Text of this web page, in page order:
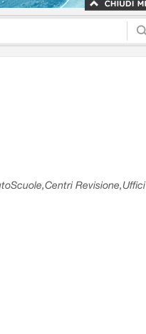
Revisione,Uffici